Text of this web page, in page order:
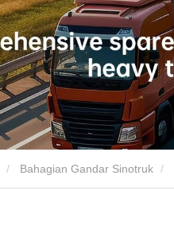
Bahagian Gandar Sinotruk